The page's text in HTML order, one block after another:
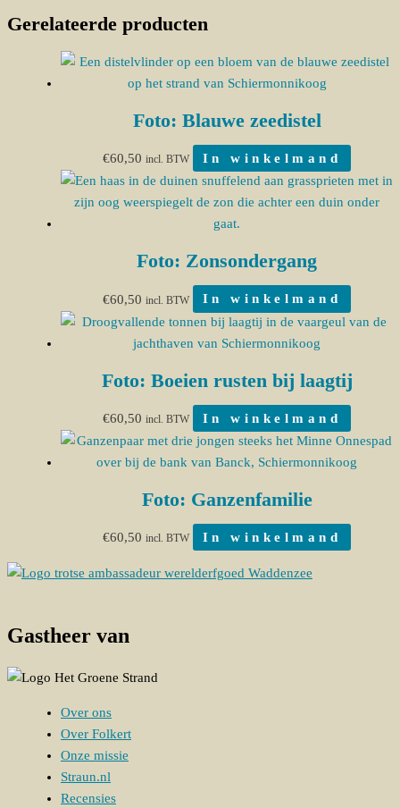
Gerelateerde producten
Foto: Blauwe zeedistel
€60,50 incl. BTW In winkelmand
Foto: Zonsondergang
€60,50 incl. BTW In winkelmand
Foto: Boeien rusten bij laagtij
€60,50 incl. BTW In winkelmand
Foto: Ganzenfamilie
€60,50 incl. BTW In winkelmand
Gastheer van
Over ons
Over Folkert
Onze missie
Straun.nl
Recensies